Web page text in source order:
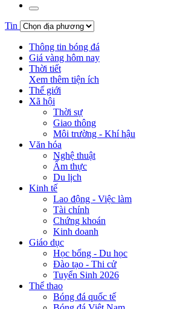
Tin
Thông tin bóng đá
Giá vàng hôm nay
Thời tiết
Xem thêm tiện ích
Thế giới
Xã hội
Thời sự
Giao thông
Môi trường - Khí hậu
Văn hóa
Nghệ thuật
Ẩm thực
Du lịch
Kinh tế
Lao động - Việc làm
Tài chính
Chứng khoán
Kinh doanh
Giáo dục
Học bổng - Du học
Đào tạo - Thi cử
Tuyển Sinh 2026
Thể thao
Bóng đá quốc tế